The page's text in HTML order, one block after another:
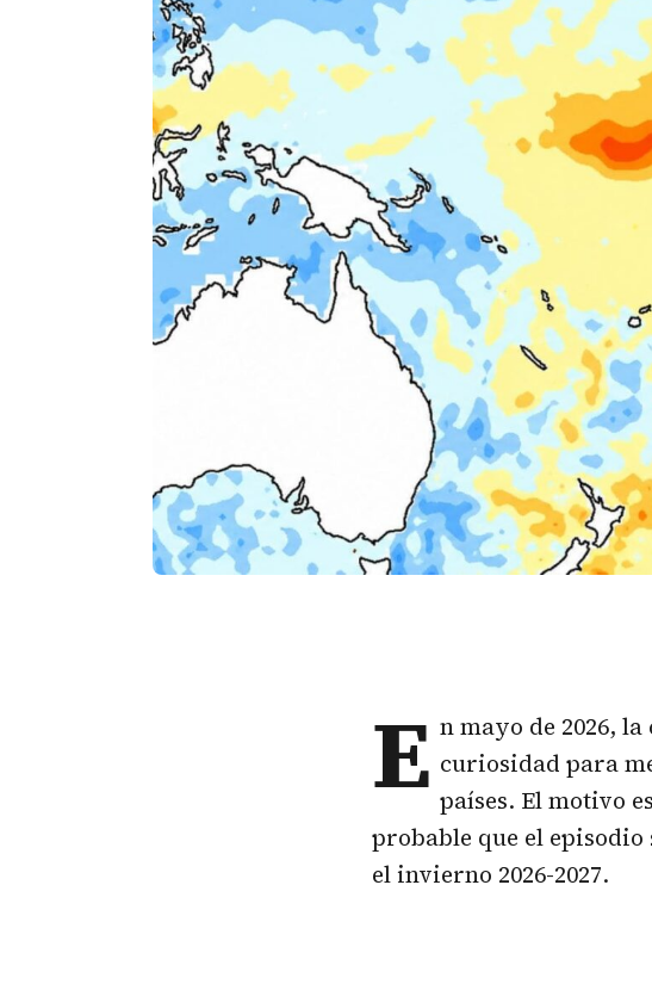
E n mayo de 2026,
curiosidad para
países. El motivo
probable que el
el invierno 2026-2027.